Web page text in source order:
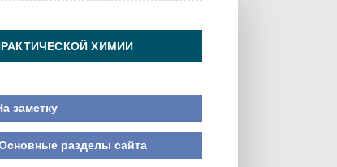
ХИМИИ
заметку
разделы сайта